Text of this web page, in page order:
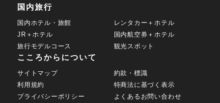
国内旅行
国内ホテル・旅館
レンタカー＋ホテル
JR＋ホテル
国内航空券＋ホテル
旅行モデルコース
観光スポット
こころからについて
サイトマップ
約款・標識
利用規約
特商法に基づく表示
プライバシーポリシー
よくあるお問い合わせ